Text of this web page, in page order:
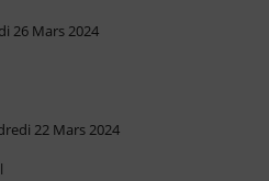
26 Mars 2024
22 Mars 2024